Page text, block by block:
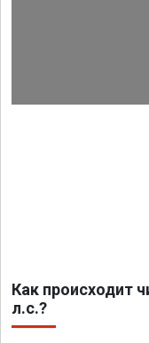
Как происходит
л.с.?